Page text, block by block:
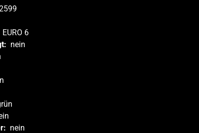
EURO 6
nein
nein